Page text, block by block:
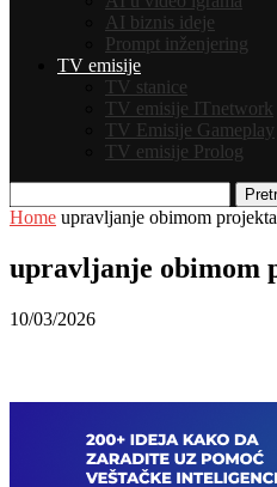
AI biznis ideje
Prompt inženjering
TV emisije
TV stanice
TV emisije ITnetwork
TV Emisije Gameplay
TV emisije Prolog
Home upravljanje obimom
upravljanje obimom
10/03/2026